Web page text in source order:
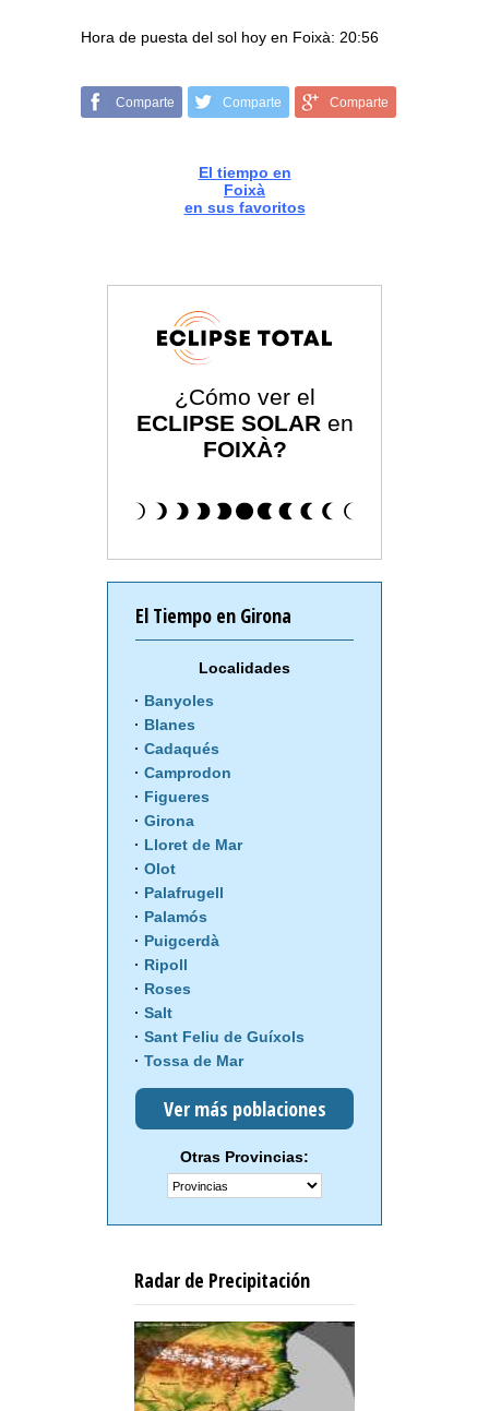
Hora de puesta del sol hoy en Foixà: 20:56
Comparte Comparte Comparte
El tiempo en
Foixà
en sus favoritos
¿Cómo ver el
ECLIPSE SOLAR en
FOIXÀ?
El Tiempo en Girona
Localidades
Banyoles
Blanes
Cadaqués
Camprodon
Figueres
Girona
Lloret de Mar
Olot
Palafrugell
Palamós
Puigcerdà
Ripoll
Roses
Salt
Sant Feliu de Guíxols
Tossa de Mar
Ver más poblaciones
Otras Provincias:
Radar de Precipitación